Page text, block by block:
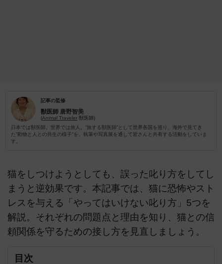
記事の監修
獣医師 唐野智美
(Animal Traveler 獣医師)
日本では獣医師。世界では旅人。”旅する獣医師”として世界各国を巡り、海外で見てき
た”動物と人との共生の様子”を、執筆や写真展を通して皆さんと共有する活動をしていま
す。
猫をしつけようとしても、誤った叱り方をしてし
まうと逆効果です。本記事では、猫に恐怖やスト
レスを与える「やってはいけない叱り方」5つを
解説。それぞれの問題点と理由を知り、猫との信
頼関係を守るための接し方を見直しましょう。
目次